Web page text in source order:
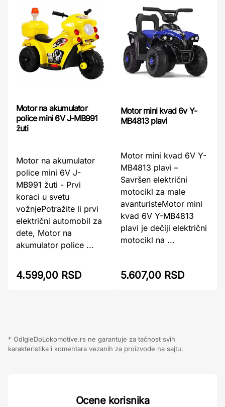
Motor na akumulator
police mini 6V J-MB991
žuti
Motor na akumulator
police mini 6V J-
MB991 žuti - Prvi
koraci u svetu
vožnjePotražite li prvi
električni automobil za
dete, Motor na
akumulator police ...
4.599,00 RSD
Motor mini kvad 6v Y-
MB4813 plavi
Motor mini kvad 6V Y-
MB4813 plavi –
Savršen električni
motocikl za male
avanturisteMotor mini
kvad 6V Y-MB4813
plavi je dečiji električni
motocikl na ...
5.607,00 RSD
* OdIgleDoLokomotive.rs ne garantuje za tačnost svih
karakteristika i komentara vezanih za proizvode na sajtu.
Ocene korisnika